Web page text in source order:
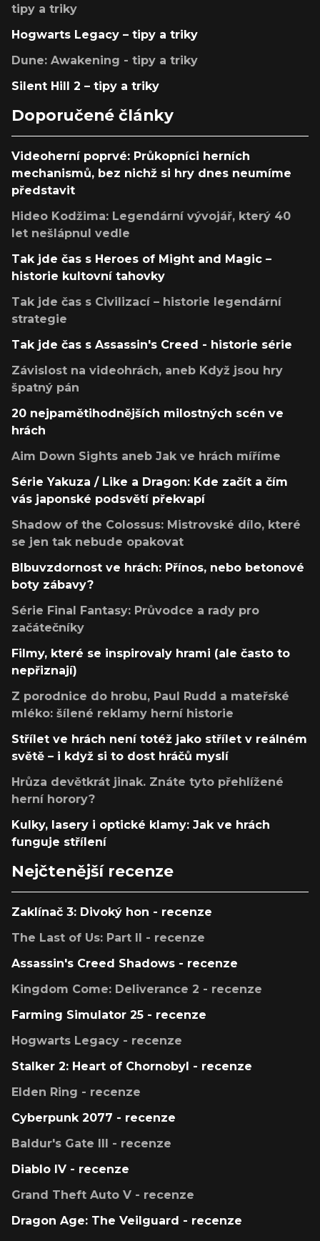
tipy a triky
Hogwarts Legacy – tipy a triky
Dune: Awakening - tipy a triky
Silent Hill 2 – tipy a triky
Doporučené články
Videoherní poprvé: Průkopníci herních
mechanismů, bez nichž si hry dnes neumíme
představit
Hideo Kodžima: Legendární vývojář, který 40
let nešlápnul vedle
Tak jde čas s Heroes of Might and Magic –
historie kultovní tahovky
Tak jde čas s Civilizací – historie legendární
strategie
Tak jde čas s Assassin's Creed - historie série
Závislost na videohrách, aneb Když jsou hry
špatný pán
20 nejpamětihodnějších milostných scén ve
hrách
Aim Down Sights aneb Jak ve hrách míříme
Série Yakuza / Like a Dragon: Kde začít a čím
vás japonské podsvětí překvapí
Shadow of the Colossus: Mistrovské dílo, které
se jen tak nebude opakovat
Blbuvzdornost ve hrách: Přínos, nebo betonové
boty zábavy?
Série Final Fantasy: Průvodce a rady pro
začátečníky
Filmy, které se inspirovaly hrami (ale často to
nepřiznají)
Z porodnice do hrobu, Paul Rudd a mateřské
mléko: šílené reklamy herní historie
Střílet ve hrách není totéž jako střílet v reálném
světě – i když si to dost hráčů myslí
Hrůza devětkrát jinak. Znáte tyto přehlížené
herní horory?
Kulky, lasery i optické klamy: Jak ve hrách
funguje střílení
Nejčtenější recenze
Zaklínač 3: Divoký hon - recenze
The Last of Us: Part II - recenze
Assassin's Creed Shadows - recenze
Kingdom Come: Deliverance 2 - recenze
Farming Simulator 25 - recenze
Hogwarts Legacy - recenze
Stalker 2: Heart of Chornobyl - recenze
Elden Ring - recenze
Cyberpunk 2077 - recenze
Baldur's Gate III - recenze
Diablo IV - recenze
Grand Theft Auto V - recenze
Dragon Age: The Veilguard - recenze